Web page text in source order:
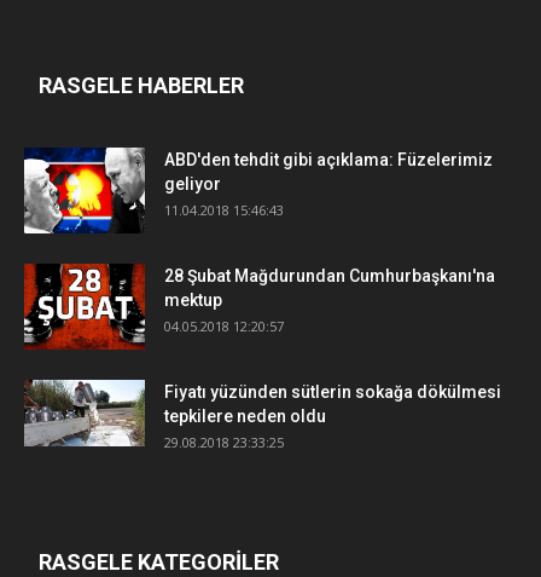
RASGELE HABERLER
ABD'den tehdit gibi açıklama: Füzelerimiz
geliyor
11.04.2018 15:46:43
28 Şubat Mağdurundan Cumhurbaşkanı'na
mektup
04.05.2018 12:20:57
Fiyatı yüzünden sütlerin sokağa dökülmesi
tepkilere neden oldu
29.08.2018 23:33:25
RASGELE KATEGORİLER